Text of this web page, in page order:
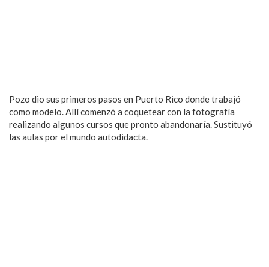
Pozo dio sus primeros pasos en Puerto Rico donde trabajó
como modelo. Allí comenzó a coquetear con la fotografía
realizando algunos cursos que pronto abandonaría. Sustituyó
las aulas por el mundo autodidacta.